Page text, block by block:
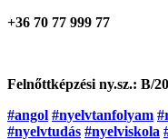
+36 70 77 999 77
Felnőttképzési ny.sz.: B/
#angol #nyelvtanfolyam
#nyelvtudás #nyelviskola